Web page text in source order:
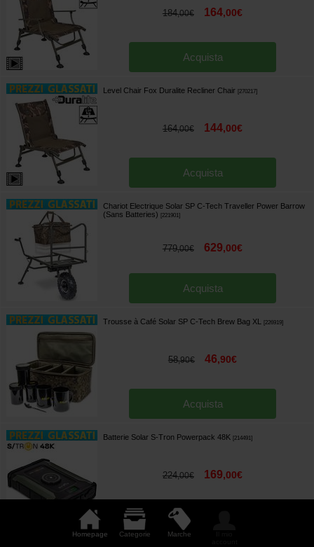
Homepage Categorie Marche
184,00€ 164,00€
Acquista
Level Chair Fox Duralite Recliner Chair 270217]
164,00€ 144,00€
Acquista
Chariot Electrique Solar SP C-Tech Traveller Power Barrow
(Sans Batteries)
221901]
779,00€ 629,00€
Acquista
Trousse à Café Solar SP C-Tech Brew Bag XL 226919]
58,90€ 46,90€
Acquista
Batterie Solar S-Tron Powerpack 48K 214491]
224,00€ 169,00€
Acquista